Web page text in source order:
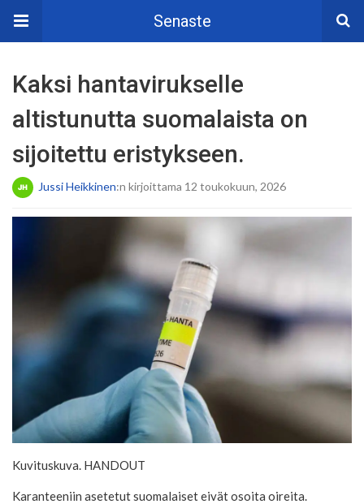
Senaste
Kaksi hantavirukselle
altistunutta suomalaista on
sijoitettu eristykseen.
Jussi Heikkinen:n kirjoittama 12 toukokuun, 2026
Kuvituskuva. HANDOUT
Karanteeniin asetetut suomalaiset eivät osoita oireita.